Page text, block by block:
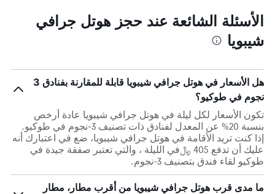
الأسئلة الشائعة عند حجز هوتل جرافي
شيبويا
هل الأسعار في هوتل جرافي شيبويا قابلة للمقارنة بفنادق 3
نجوم في طوكيو؟
تكون الأسعار لكل ليلة في هوتل جرافي شيبويا عادة أرخص
بنسبة 20% عن المعدل لفنادق ذات تصنيف 3-نجوم في طوكيو.
إذا كنت تريد الأقامة في هوتل جرافي شيبويا، ضع في اعتبارك أنه
عليك أن تدفع 405 ﷼في الليلة ، والتي تعتبر صفقة جيدة في
طوكيو لقاء فندق بتصنيف 3-نجوم.
ما مدى قرب هوتل جرافي شيبويا من أقرب مطار، مطار